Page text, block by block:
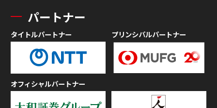
パートナー
タイトルパートナー プリンシパルパートナー
オフィシャルパートナー